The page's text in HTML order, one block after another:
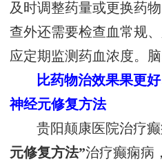
及时调整药量或更换药
查外还需要检查血常规
应定期监测药血浓度。
比药物治效果果更
神经元修复方法
贵阳颠康医院治疗
元修复方法”治疗癫痫病